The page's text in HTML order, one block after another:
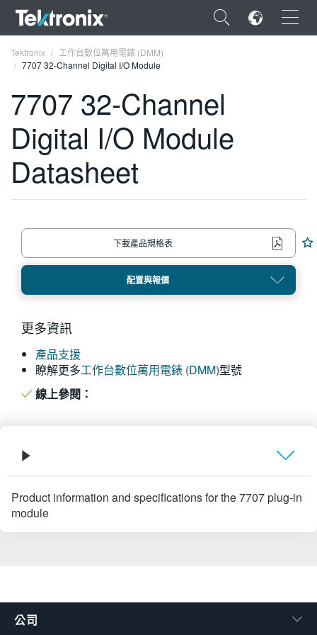
×
ENGLISH
FRANÇAIS
繁體中文
Tektronix
工作台數位萬用電錶 (DMM)
7707 32-Channel Digital I/O Module
7707 32-Channel
Digital I/O Module
Datasheet
下載產品規格表
配置與報價
更多資訊
產品支援
瞭解更多工作台數位萬用電錶 (DMM)型號
線上參閱：
概要
Product information and specifications for the 7707 plug-in
module
公司